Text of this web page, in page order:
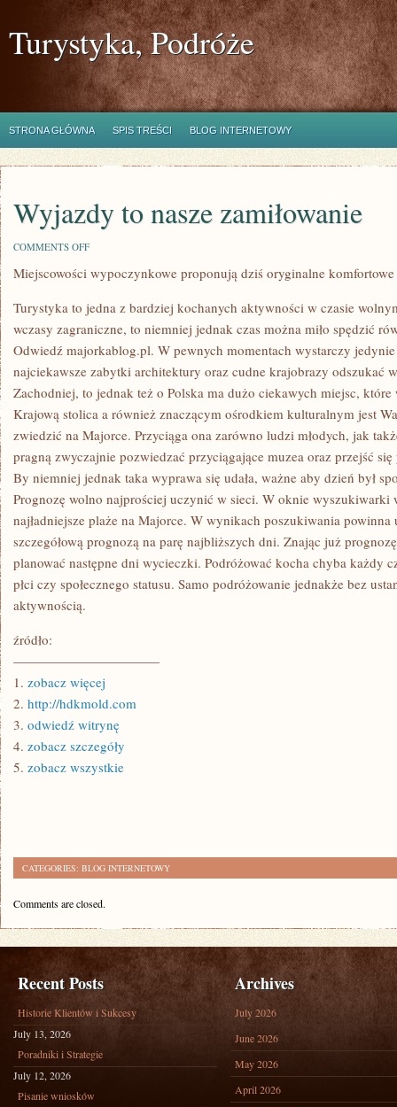
Turystyka, Podróże
STRONA GŁÓWNA SPIS TREŚCI BLOG INTERNETOWY
Wyjazdy to nasze zamiłowanie
COMMENTS OFFON
TO
NASZE
Miejscowości wypoczynkowe proponują dziś oryginalne komfortowe
Turystyka to jedna z bardziej kochanych aktywności w czasie
wczasy zagraniczne, to niemniej jednak czas można miło spędzić
Odwiedź majorkablog.pl. W pewnych momentach wystarczy
najciekawsze zabytki architektury oraz cudne krajobrazy odszukać
Zachodniej, to jednak też o Polska ma dużo ciekawych miejsc,
Krajową stolica a również znaczącym ośrodkiem kulturalnym jest
zwiedzić na Majorce. Przyciąga ona zarówno ludzi młodych, jak
pragną zwyczajnie pozwiedzać przyciągające muzea oraz przejść
By niemniej jednak taka wyprawa się udała, ważne aby dzień był
Prognozę wolno najprościej uczynić w sieci. W oknie wyszukiwarki
najładniejsze plaże na Majorce. W wynikach poszukiwania
szczegółową prognozą na parę najbliższych dni. Znając już
planować następne dni wycieczki. Podróżować kocha chyba każdy
płci czy społecznego statusu. Samo podróżowanie jednakże bez
aktywnością.
źródło:
———————————
1. zobacz więcej
2. http://hdkmold.com
3. odwiedź witrynę
4. zobacz szczegóły
5. zobacz wszystkie
CATEGORIES: BLOG INTERNETOWY
Comments are closed.
Recent Posts
Historie Klientów i Sukcesy
July 13, 2026
Poradniki i Strategie
July 12, 2026
Pisanie wniosków
Archives
July 2026
June 2026
May 2026
April 2026